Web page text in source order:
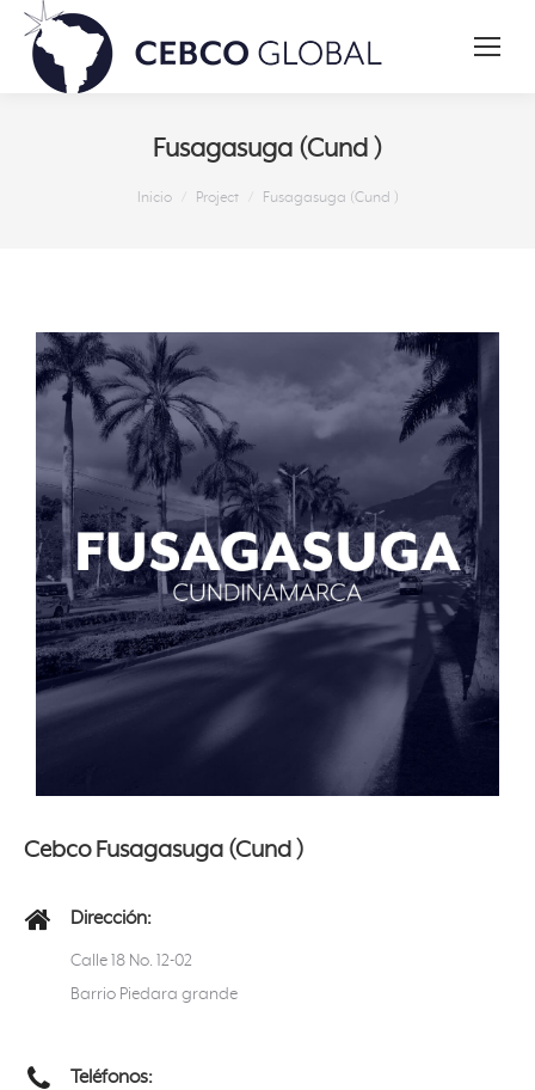
Fusagasuga (Cund )
Inicio Project Fusagasuga (Cund )
Cebco Fusagasuga (Cund )
Dirección:
Calle 18 No. 12-02
Barrio Piedara grande
Teléfonos: